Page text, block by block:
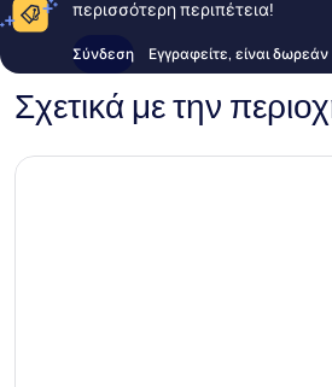
περισσότερη περιπέτεια!
Σύνδεση Εγγραφείτε, είναι δωρεάν
Σχετικά με την